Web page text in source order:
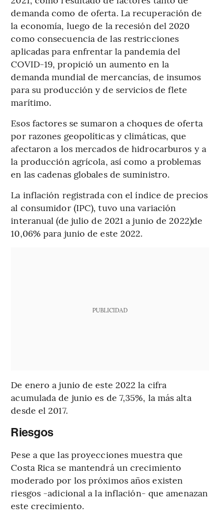
demanda como de oferta. La recuperación de
la economía, luego de la recesión del 2020
como consecuencia de las restricciones
aplicadas para enfrentar la pandemia del
COVID-19, propició un aumento en la
demanda mundial de mercancías, de insumos
para su producción y de servicios de flete
marítimo.
Esos factores se sumaron a choques de oferta
por razones geopolíticas y climáticas, que
afectaron a los mercados de hidrocarburos y a
la producción agrícola, así como a problemas
en las cadenas globales de suministro.
La inflación registrada con el índice de precios
al consumidor (IPC), tuvo una variación
interanual (de julio de 2021 a junio de 2022)de
10,06% para junio de este 2022.
PUBLICIDAD
De enero a junio de este 2022 la cifra
acumulada de junio es de 7,35%, la más alta
desde el 2017.
Riesgos
Pese a que las proyecciones muestra que
Costa Rica se mantendrá un crecimiento
moderado por los próximos años existen
riesgos -adicional a la inflación- que amenazan
este crecimiento.